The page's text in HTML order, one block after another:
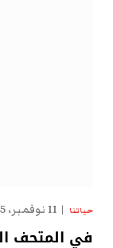
حياتنا 11 نوفمبر، 2025
في المتحف